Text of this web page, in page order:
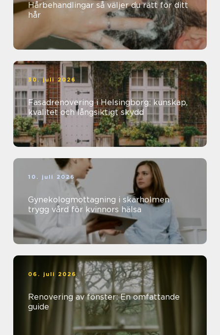
Hårbehandlingar så väljer du rätt för ditt
hår
30. juli 2026
Fasadrenovering i Helsingborg: kunskap,
kvalitet och långsiktigt skydd
10. juli 2026
Gynekologmottagning i skärholmen
trygg vård för kvinnors hälsa
06. juli 2026
Renovering av fönster: En omfattande
guide